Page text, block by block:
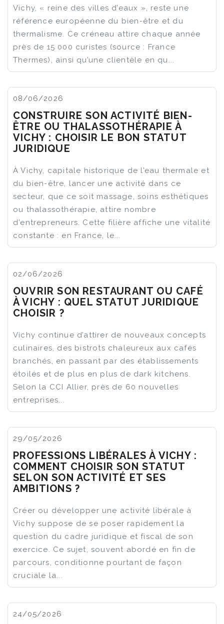
Vichy, « reine des villes d’eaux », reste une
référence européenne du bien-être et du
thermalisme. Ce créneau attire chaque année
près de 15 000 curistes (source : France
Thermes), ainsi qu’une clientèle en qu...
08/06/2026
CONSTRUIRE SON ACTIVITÉ BIEN-
ÊTRE OU THALASSOTHÉRAPIE À
VICHY : CHOISIR LE BON STATUT
JURIDIQUE
À Vichy, capitale historique de l’eau thermale et
du bien-être, lancer une activité dans ce
secteur, que ce soit massage, soins esthétiques
ou thalassothérapie, attire nombre
d'entrepreneurs. Cette filière affiche une vitalité
constante : en France, le...
02/06/2026
OUVRIR SON RESTAURANT OU CAFÉ
À VICHY : QUEL STATUT JURIDIQUE
CHOISIR ?
Vichy continue d’attirer de nouveaux concepts
culinaires, des bistrots chaleureux aux cafés
branchés, en passant par des établissements
étoilés et de plus en plus de dark kitchens.
Selon la CCI Allier, près de 60 nouvelles
entreprises...
29/05/2026
PROFESSIONS LIBÉRALES À VICHY :
COMMENT CHOISIR SON STATUT
SELON SON ACTIVITÉ ET SES
AMBITIONS ?
Créer ou développer une activité libérale à
Vichy suppose de se poser rapidement la
question du cadre juridique et fiscal de son
exercice. Ce sujet, souvent abordé en fin de
parcours, conditionne pourtant de façon
cruciale la...
24/05/2026